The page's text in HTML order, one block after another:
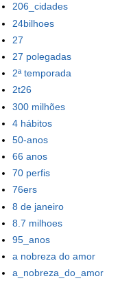
206_cidades
24bilhoes
27
27 polegadas
2ª temporada
2t26
300 milhões
4 hábitos
50-anos
66 anos
70 perfis
76ers
8 de janeiro
8.7 milhoes
95_anos
a nobreza do amor
a_nobreza_do_amor